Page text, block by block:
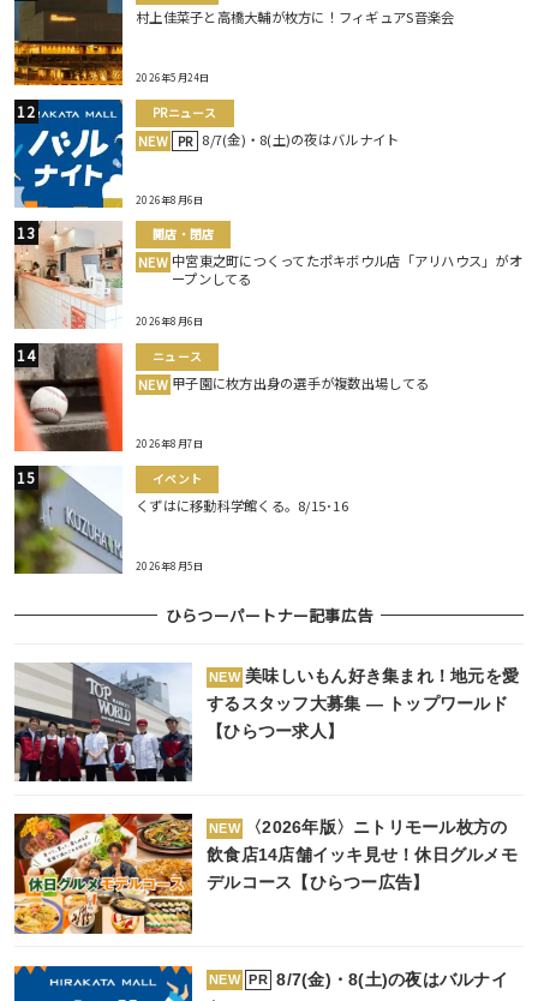
村上佳菜子と高橋大輔が枚方に！フィギュアS音楽会
2026年5月24日
PRニュース
NEW PR 8/7(金)・8(土)の夜はバルナイト
2026年8月6日
開店・閉店
NEW 中宮東之町につくってたポキボウル店「アリハウス」がオ
ープンしてる
2026年8月6日
ニュース
NEW 甲子園に枚方出身の選手が複数出場してる
2026年8月7日
イベント
くずはに移動科学館くる。8/15･16
2026年8月5日
ひらつーパートナー記事広告
NEW 美味しいもん好き集まれ！地元を愛
するスタッフ大募集 ― トップワールド
【ひらつー求人】
NEW
〈2026年版〉ニトリモール枚方の
飲食店14店舗イッキ見せ！休日グルメモ
デルコース【ひらつー広告】
NEW PR
8/7(金)・8(土)の夜はバルナイ